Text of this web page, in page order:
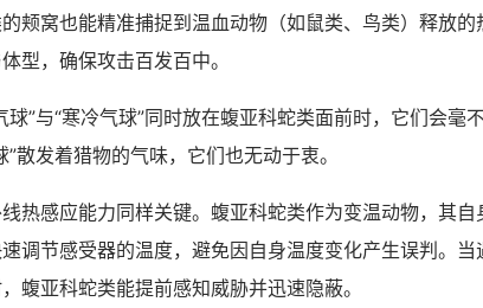
颊窝也能精准捕捉到温血动物（如鼠类、鸟类）释放
型，确保攻击百发百中。
与“寒冷气球”同时放在蝮亚科蛇类面前时，它们会毫
散发着猎物的气味，它们也无动于衷。
感应能力同样关键。蝮亚科蛇类作为变温动物，其自
调节感受器的温度，避免因自身温度变化产生误判。当
蝮亚科蛇类能提前感知威胁并迅速隐蔽。